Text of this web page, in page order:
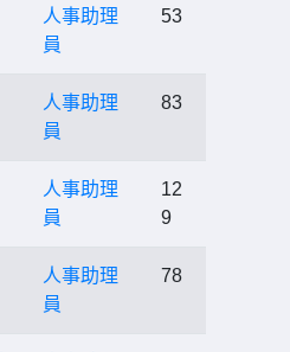
人事助理
員
53
人事助理
員
83
人事助理
員
12
9
人事助理
員
78